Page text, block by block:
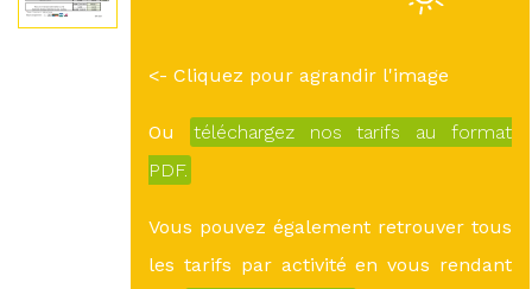
<- Cliquez pour agrandir l'image
Ou
téléchargez nos tarifs au format
PDF.
Vous pouvez également retrouver tous
les tarifs par activité en vous rendant